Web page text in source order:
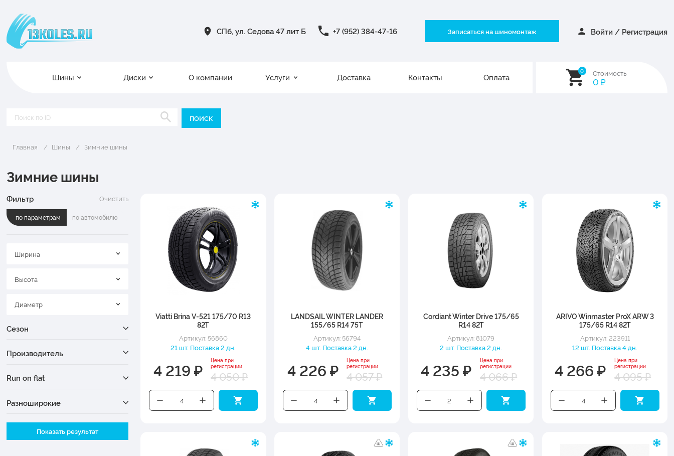
СПб, ул. Седова 47 лит Б +7 (952) 384-47-16 Записаться на шиномонтаж Войти / Регистрация
Шины Диски О компании Услуги Доставка Контакты Оплата
0 Стоимость
0 ₽
Главная Шины Зимние шины
Зимние шины
Фильтр Очистить
по параметрам по автомобилю
Ширина
Высота
Диаметр
Сезон
Производитель
Run on flat
Разноширокие
Ширина
Показать результат
Viatti Brina V-521 175/70 R13
82T
Артикул: 56860
21 шт. Поставка 2 дн.
4 219 ₽
Цена при
регистрации
4 050 ₽
LANDSAIL WINTER LANDER
155/65 R14 75T
Артикул: 56794
4 шт. Поставка 2 дн.
4 226 ₽
Цена при
регистрации
4 057 ₽
Cordiant Winter Drive 175/65
R14 82T
Артикул: 81079
2 шт. Поставка 2 дн.
4 235 ₽
Цена при
регистрации
4 066 ₽
ARIVO Winmaster ProX ARW 3
175/65 R14 82T
Артикул: 223911
12 шт. Поставка 4 дн.
4 266 ₽
Цена при
регистрации
4 095 ₽